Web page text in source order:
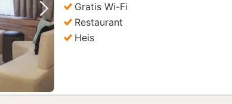
Neste bilde
Gratis Wi-Fi
Restaurant
Heis